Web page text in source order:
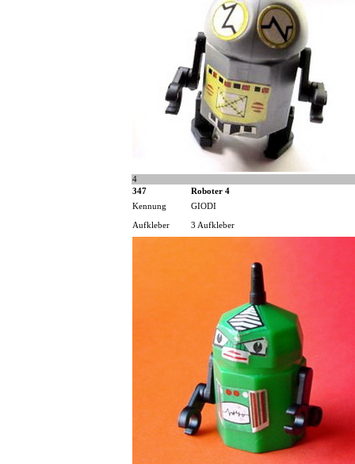
4
347
Roboter 4
Kennung
GIODI
Aufkleber 3 Aufkleber